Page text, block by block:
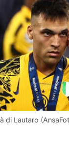
di Lautaro